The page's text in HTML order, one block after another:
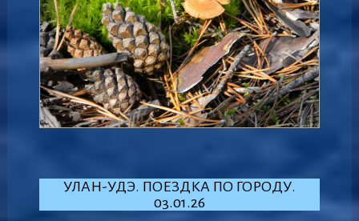
УЛАН-УДЭ. ПОЕЗДКА ПО ГОРОДУ.
03.01.26